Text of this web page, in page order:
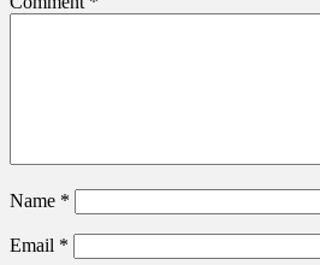
Name *
Email *